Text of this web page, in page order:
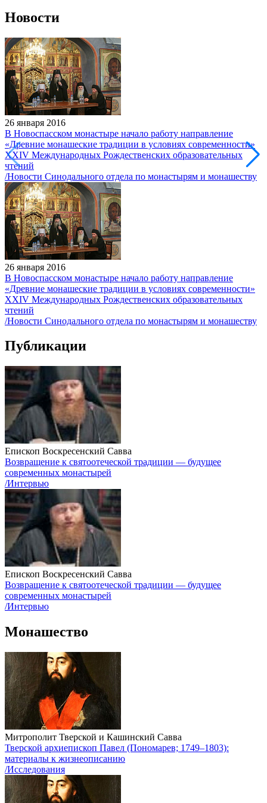
Новости
26 января 2016
В Новоспасском монастыре начало работу направление
«Древние монашеские традиции в условиях современности»
XXIV Международных Рождественских образовательных
чтений
/Новости Синодального отдела по монастырям и монашеству
26 января 2016
В Новоспасском монастыре начало работу направление
«Древние монашеские традиции в условиях современности»
XXIV Международных Рождественских образовательных
чтений
/Новости Синодального отдела по монастырям и монашеству
Публикации
Епископ Воскресенский Савва
Возвращение к святоотеческой традиции — будущее
современных монастырей
/Интервью
Епископ Воскресенский Савва
Возвращение к святоотеческой традиции — будущее
современных монастырей
/Интервью
Монашество
Митрополит Тверской и Кашинский Савва
Тверской архиепископ Павел (Пономарев; 1749–1803):
материалы к жизнеописанию
/Исследования